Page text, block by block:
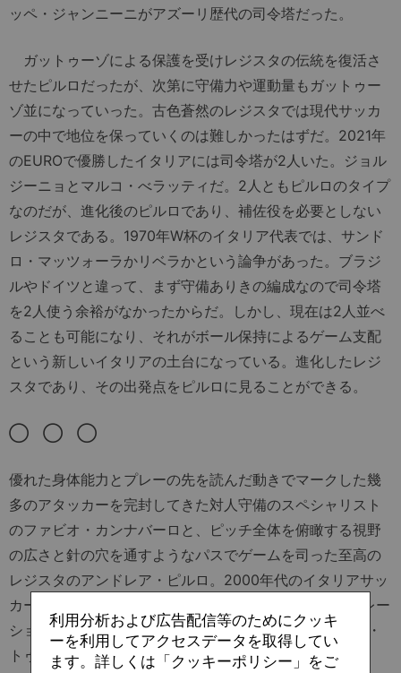
ッペ・ジャンニーニがアズーリ歴代の司令塔だった。
ガットゥーゾによる保護を受けレジスタの伝統を復活さ
せたピルロだったが、次第に守備力や運動量もガットゥー
ゾ並になっていった。古色蒼然のレジスタでは現代サッカ
ーの中で地位を保っていくのは難しかったはずだ。2021年
のEUROで優勝したイタリアには司令塔が2人いた。ジョル
ジーニョとマルコ・べラッティだ。2人ともピルロのタイプ
なのだが、進化後のピルロであり、補佐役を必要としない
レジスタである。1970年W杯のイタリア代表では、サンド
ロ・マッツォーラかリベラかという論争があった。ブラジ
ルやドイツと違って、まず守備ありきの編成なので司令塔
を2人使う余裕がなかったからだ。しかし、現在は2人並べ
ることも可能になり、それがボール保持によるゲーム支配
という新しいイタリアの土台になっている。進化したレジ
スタであり、その出発点をピルロに見ることができる。
◯ ◯ ◯
優れた身体能力とプレーの先を読んだ動きでマークした幾
多のアタッカーを完封してきた対人守備のスペシャリスト
のファビオ・カンナバーロと、ピッチ全体を俯瞰する視野
の広さと針の穴を通すようなパスでゲームを司った至高の
レジスタのアンドレア・ピルロ。2000年代のイタリアサッ
カーを牽引した名手2人が、大人気スポーツ育成シミュレー
ションゲーム「プロサッカークラブをつくろう！ロード・
トゥ・ワールド」（サカつくRTW）に登場！
利用分析および広告配信等のためにクッキ
ーを利用してアクセスデータを取得してい
ます。詳しくは「クッキーポリシー」をご